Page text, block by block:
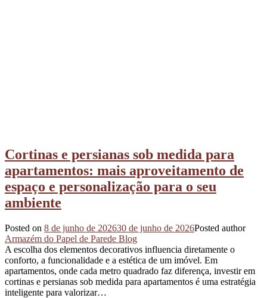
Cortinas e persianas sob medida para
apartamentos: mais aproveitamento de
espaço e personalização para o seu
ambiente
Posted on 8 de junho de 202630 de junho de 2026Posted author
Armazém do Papel de Parede Blog
A escolha dos elementos decorativos influencia diretamente o
conforto, a funcionalidade e a estética de um imóvel. Em
apartamentos, onde cada metro quadrado faz diferença, investir em
cortinas e persianas sob medida para apartamentos é uma estratégia
inteligente para valorizar…